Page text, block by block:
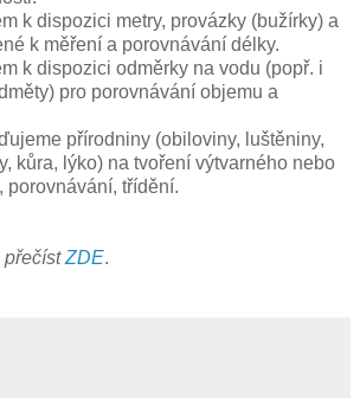
k dispozici metry, provázky (bužírky) a
k měření a porovnávání délky.
k dispozici odměrky na vodu (popř. i
pro porovnávání objemu a
přírodniny (obiloviny, luštěniny,
kůra, lýko) na tvoření výtvarného nebo
porovnávání, třídění.
přečístZDE.